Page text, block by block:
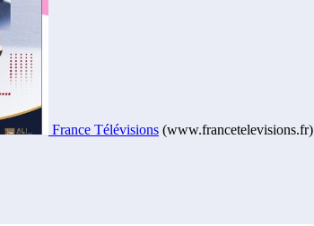
France Télévisions (www.francetelevisions.fr)